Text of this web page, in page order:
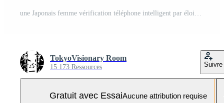
TokyoVisionary Room
15 173 Ressources Suivre
Gratuit avec EssaiAucune attribution requise